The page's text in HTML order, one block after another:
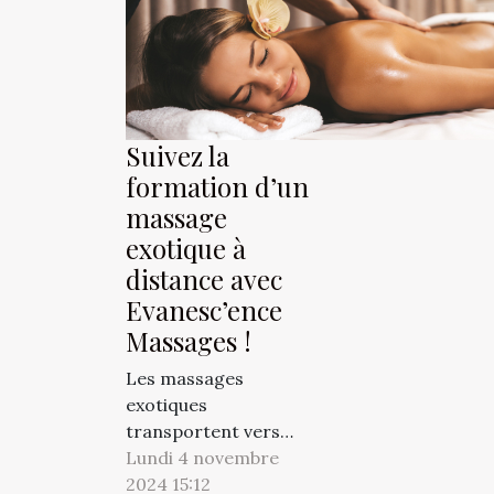
Suivez la
formation d’un
massage
exotique à
distance avec
Evanesc’ence
Massages !
Les massages
exotiques
transportent vers
d’autres horizons, loin
du stress quotidien. Si
Lundi 4 novembre
2024 15:12